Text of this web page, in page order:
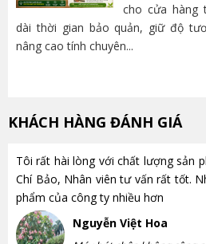
cho cửa hàng
dài thời gian bảo quản, giữ độ
nâng cao tính chuyên...
KHÁCH HÀNG ĐÁNH GIÁ
Tôi rất hài lòng với chất lượng sản
Chí Bảo, Nhân viên tư vấn rất tốt.
phẩm của công ty nhiều hơn
Nguyễn Việt Hoa